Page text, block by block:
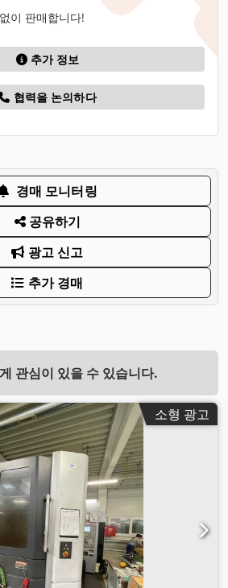
이 판매합니다!
추가 정보
협력을 논의하다
경매 모니터링
공유하기
광고 신고
추가 경매
관심이 있을 수 있습니다.
소형 광고